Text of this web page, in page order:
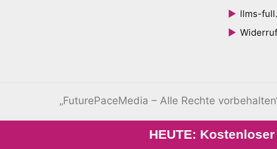
llms-
„FuturePaceMedia – Alle Rechte
HEUTE: